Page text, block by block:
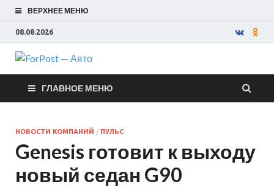
ВЕРХНЕЕ МЕНЮ
08.08.2026
ForPost —
Авто
ГЛАВНОЕ МЕНЮ
НОВОСТИ КОМПАНИЙ / ПУЛЬС
Genesis готовит к выходу
новый седан G90